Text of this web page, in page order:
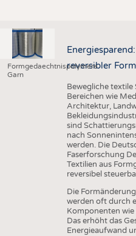
Formgedaechtnispolymere
Garn
reversibler
Bewegliche
Bereichen wie
Architektur,
sind
nach
werden. Die
Faserforschung
Textilien aus
reversibel
Die
werden oft durch
Komponenten
Das erhöht das
Energieaufwand